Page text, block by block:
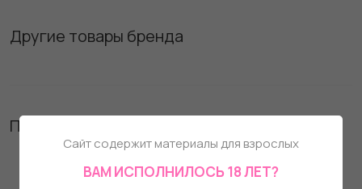
Другие товары бренда
Похожие товары
Сайт содержит материалы для взрослых
ВАМ ИСПОЛНИЛОСЬ 18 ЛЕТ?